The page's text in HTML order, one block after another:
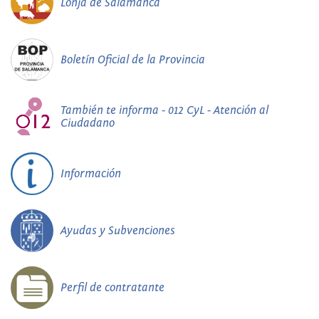
Boletín Oficial de la Provincia
También te informa - 012 CyL - Atención al
Ciudadano
Información
Ayudas y Subvenciones
Perfil de contratante